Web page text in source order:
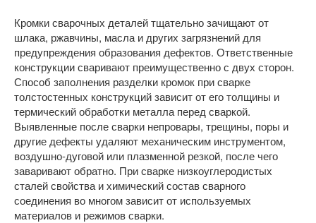
Кромки сварочных деталей тщательно зачищают от
шлака, ржавчины, масла и других загрязнений для
предупреждения образования дефектов. Ответственные
конструкции сваривают преимущественно с двух сторон.
Способ заполнения разделки кромок при сварке
толстостенных конструкций зависит от его толщины и
термический обработки металла перед сваркой.
Выявленные после сварки непровары, трещины, поры и
другие дефекты удаляют механическим инструментом,
воздушно-дуговой или плазменной резкой, после чего
заваривают обратно. При сварке низкоуглеродистых
сталей свойства и химический состав сварного
соединения во многом зависит от используемых
материалов и режимов сварки.